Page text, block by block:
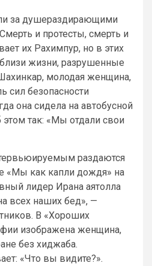
за душераздирающими
и протесты, смерть и
их Рахимпур, но в этих
жизни, разрушенные
молодая женщина,
сил безопасности
она сидела на автобусной
этом так: «Мы отдали свои
раздаются
«Мы как капли дождя» на
лидер Ирана аятолла
всех наших бед», —
В «Хороших
изображена женщина,
без хиджаба.
«Что вы видите?».